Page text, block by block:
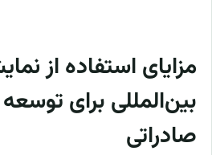
مزایای استفاده از
بین‌المللی برای توسعه
صادراتی